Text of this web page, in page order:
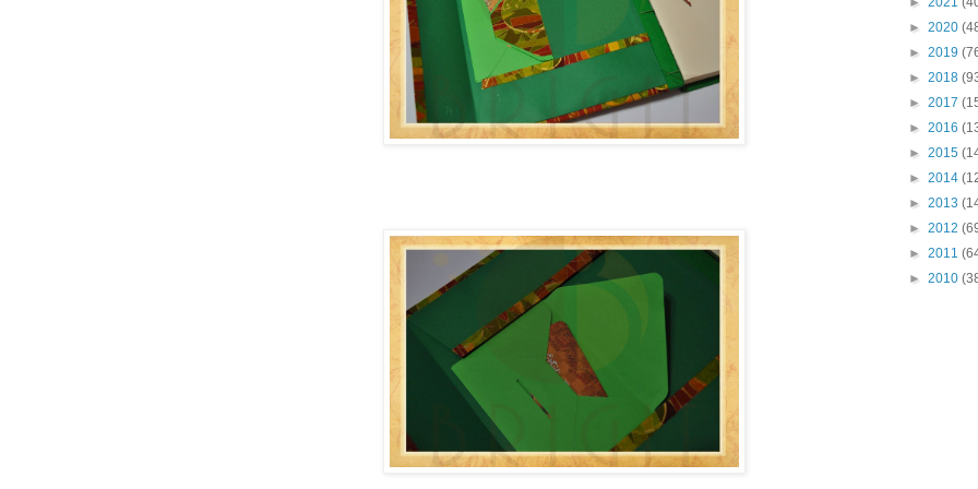
► 2020
► 2019
► 2018
► 2017
► 2016
► 2015
► 2014
► 2013
► 2012
► 2011
► 2010